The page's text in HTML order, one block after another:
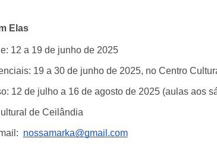
Elas
12 a 19 de junho de 2025
19 a 30 de junho de 2025, no Centro
12 de julho a 16 de agosto de 2025 (aulas aos
de Ceilândia
nossamarka@gmail.com